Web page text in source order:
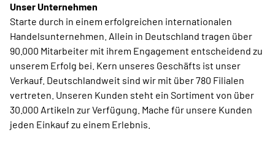
Unser Unternehmen
Starte durch in einem erfolgreichen internationalen
Handelsunternehmen. Allein in Deutschland tragen über
90.000 Mitarbeiter mit ihrem Engagement entscheidend zu
unserem Erfolg bei. Kern unseres Geschäfts ist unser
Verkauf. Deutschlandweit sind wir mit über 780 Filialen
vertreten. Unseren Kunden steht ein Sortiment von über
30.000 Artikeln zur Verfügung. Mache für unsere Kunden
jeden Einkauf zu einem Erlebnis.